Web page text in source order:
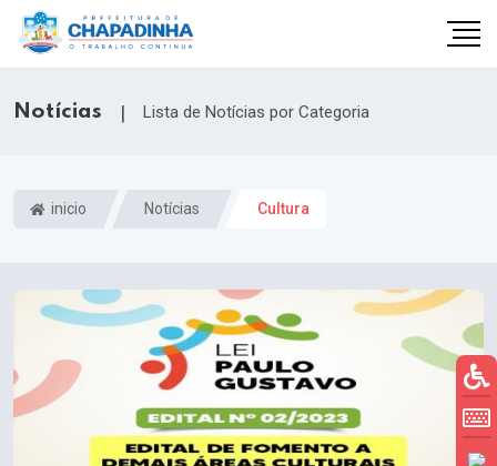
Notícias | Lista de Notícias por Categoria
inicio Notícias Cultura